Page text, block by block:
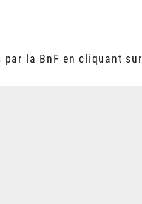
la BnF en cliquant sur